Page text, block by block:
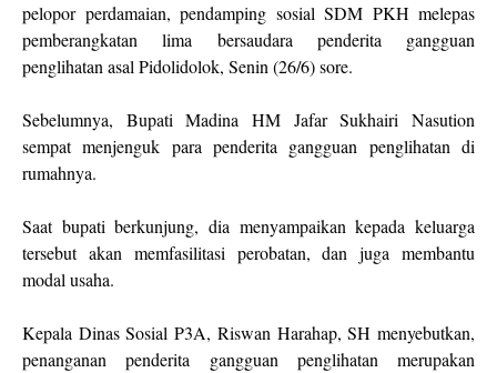
pelopor perdamaian, pendamping sosial SDM PKH melepas
pemberangkatan lima bersaudara penderita gangguan
penglihatan asal Pidolidolok, Senin (26/6) sore.
Sebelumnya, Bupati Madina HM Jafar Sukhairi Nasution
sempat menjenguk para penderita gangguan penglihatan di
rumahnya.
Saat bupati berkunjung, dia menyampaikan kepada keluarga
tersebut akan memfasilitasi perobatan, dan juga membantu
modal usaha.
Kepala Dinas Sosial P3A, Riswan Harahap, SH menyebutkan,
penanganan penderita gangguan penglihatan merupakan